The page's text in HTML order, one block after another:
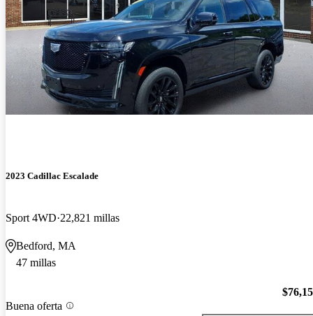
2023 Cadillac Escalade
Sport 4WD 22,821 millas
Bedford, MA
47 millas
Buena oferta